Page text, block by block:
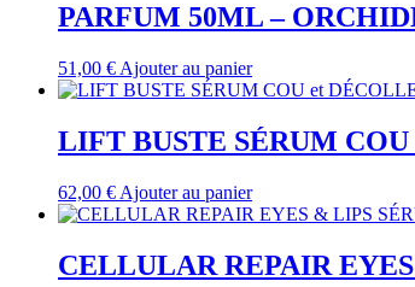
PARFUM 50ML –
51,00 € Ajouter au panier
LIFT BUSTE SÉRUM
62,00 € Ajouter au panier
CELLULAR REPAIR